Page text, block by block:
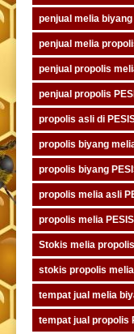
penjual melia biyang
penjual melia
penjual propolis
penjual propolis
propolis asli di
propolis biyang
propolis biyang
propolis melia asli
propolis melia
Stokis melia
stokis propolis melia
tempat jual melia
tempat jual propolis